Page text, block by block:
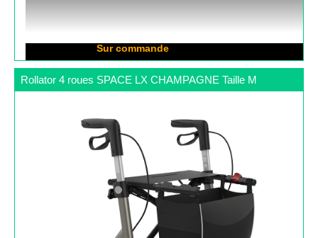
Sur commande
Rollator 4 roues SPACE LX CHAMPAGNE Taille M